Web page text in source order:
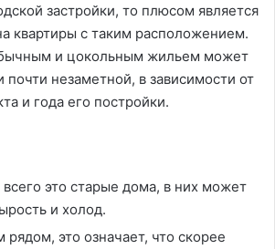
застройки, то плюсом является
квартиры с таким расположением.
и цокольным жильем может
незаметной, в зависимости от
и года его постройки.
это старые дома, в них может
и холод.
рядом, это означает, что скорее